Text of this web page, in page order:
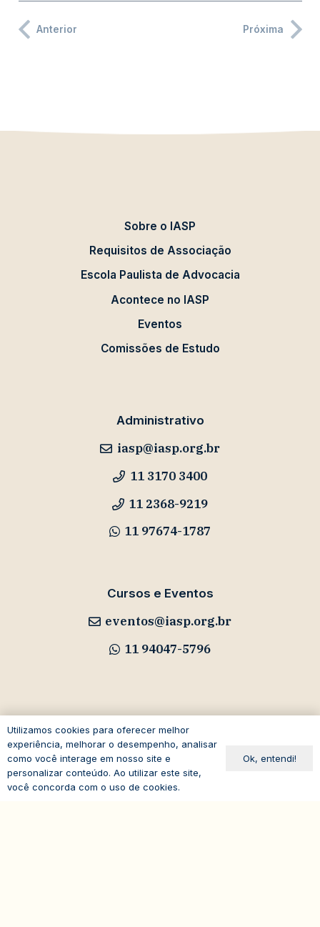
Anterior Próxima
Sobre o IASP
Requisitos de Associação
Escola Paulista de Advocacia
Acontece no IASP
Eventos
Comissões de Estudo
Administrativo
iasp@iasp.org.br
11 3170 3400
11 2368-9219
11 97674-1787
Cursos e Eventos
eventos@iasp.org.br
11 94047-5796
Avenida Paulista, 1294
19º andar – Bela Vista
01310-100 – São Paulo – SP
Brasil
Utilizamos cookies para oferecer melhor
experiência, melhorar o desempenho, analisar
como você interage em nosso site e
personalizar conteúdo. Ao utilizar este site,
você concorda com o uso de cookies.
Ok, entendi!